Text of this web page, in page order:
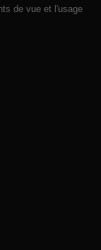
de vue et l'usage